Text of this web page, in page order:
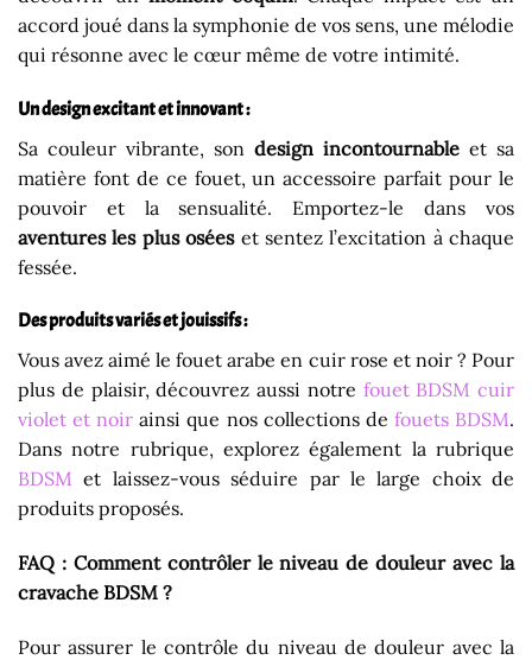
accord joué dans la symphonie de vos sens, une mélodie
qui résonne avec le cœur même de votre intimité.
Un design excitant et innovant :
Sa couleur vibrante, son design incontournable et sa
matière font de ce fouet, un accessoire parfait pour le
pouvoir et la sensualité. Emportez-le dans vos
aventures les plus oséeset sentez l’excitation à chaque
fessée.
Des produits variés et jouissifs :
Vous avez aimé le fouet arabe en cuir rose et noir ? Pour
plus de plaisir, découvrez aussi notre fouet BDSM cuir
violet et noir ainsi que nos collections de fouets BDSM.
Dans notre rubrique, explorez également la rubrique
BDSM et laissez-vous séduire par le large choix de
produits proposés.
FAQ : Comment contrôler le niveau de douleur avec la
cravache BDSM ?
Pour assurer le contrôle du niveau de douleur avec la